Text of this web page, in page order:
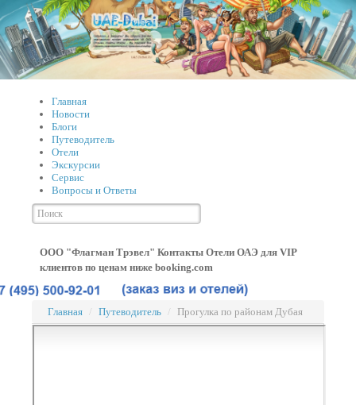
Главная
Новости
Блоги
Путеводитель
Отели
Экскурсии
Сервис
Вопросы и Ответы
ООО "Флагман Трэвел" Контакты Отели ОАЭ для VIP
клиентов по ценам ниже booking.com
Главная / Путеводитель / Прогулка по районам Дубая